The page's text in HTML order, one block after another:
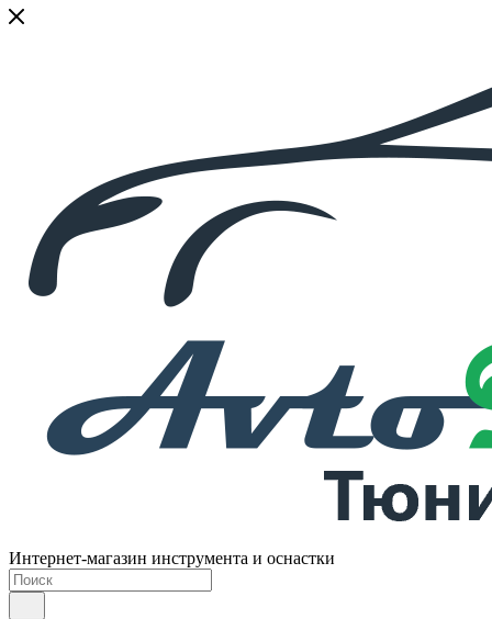
Интернет-магазин инструмента и оснастки